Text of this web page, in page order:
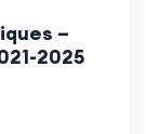
–
2025